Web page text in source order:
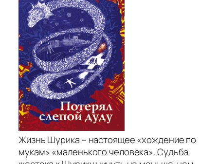
Жизнь Шурика – настоящее «хождение по
мукам» «маленького человека». Судьба